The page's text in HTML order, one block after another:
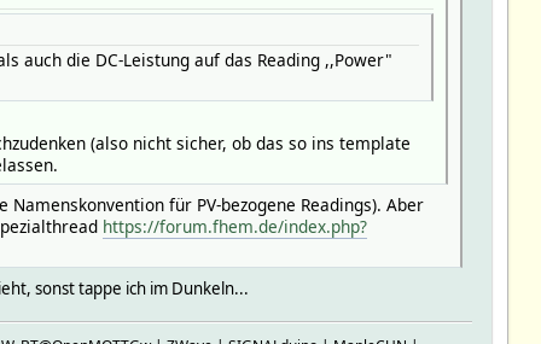
auch die DC-Leistung auf das Reading ,,Power"
(also nicht sicher, ob das so ins template
für PV-bezogene Readings). Aber
https://forum.fhem.de/index.php?
sonst tappe ich im Dunkeln...